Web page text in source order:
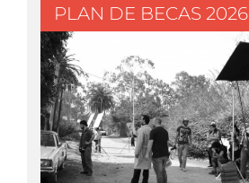
PLAN DE BECAS 2026